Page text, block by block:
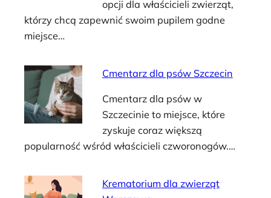
opcji dla właścicieli zwierząt,
którzy chcą zapewnić swoim pupilem godne
miejsce…
Cmentarz dla psów Szczecin
Cmentarz dla psów w
Szczecinie to miejsce, które
zyskuje coraz większą
popularność wśród właścicieli czworonogów.…
Krematorium dla zwierząt